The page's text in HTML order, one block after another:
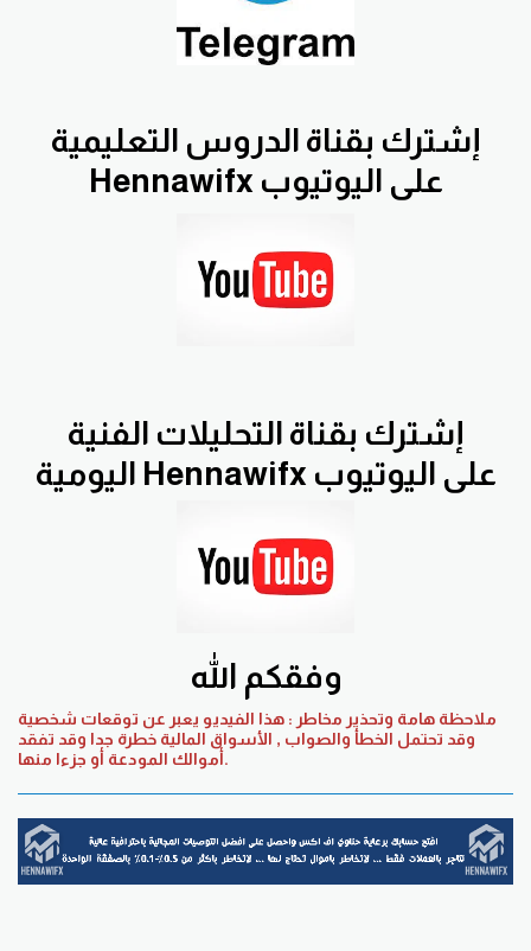
إشترك بقناة الدروس التعليمية
Hennawifx على اليوتيوب
إشترك بقناة التحليلات الفنية
اليومية Hennawifx على اليوتيوب
وفقكم الله
ملاحظة هامة وتحذير مخاطر : هذا الفيديو يعبر عن توقعات شخصية
وقد تحتمل الخطأ والصواب , الأسواق المالية خطرة جدا وقد تفقد
أموالك المودعة أو جزءا منها.